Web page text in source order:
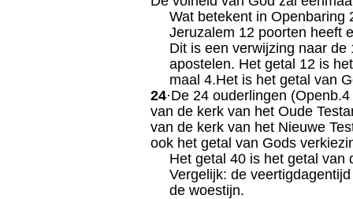
Wat betekent in
Jeruzalem 12 poorten heeft
Dit is een verwijzing naar
apostelen. Het getal 12 is
maal 4.Het is het getal van
24·De 24 ouderlingen
van de kerk van het Oude
van de kerk van het Nieuwe
ook het getal van Gods
Het getal 40 is het getal van
Vergelijk: de
de woestijn.